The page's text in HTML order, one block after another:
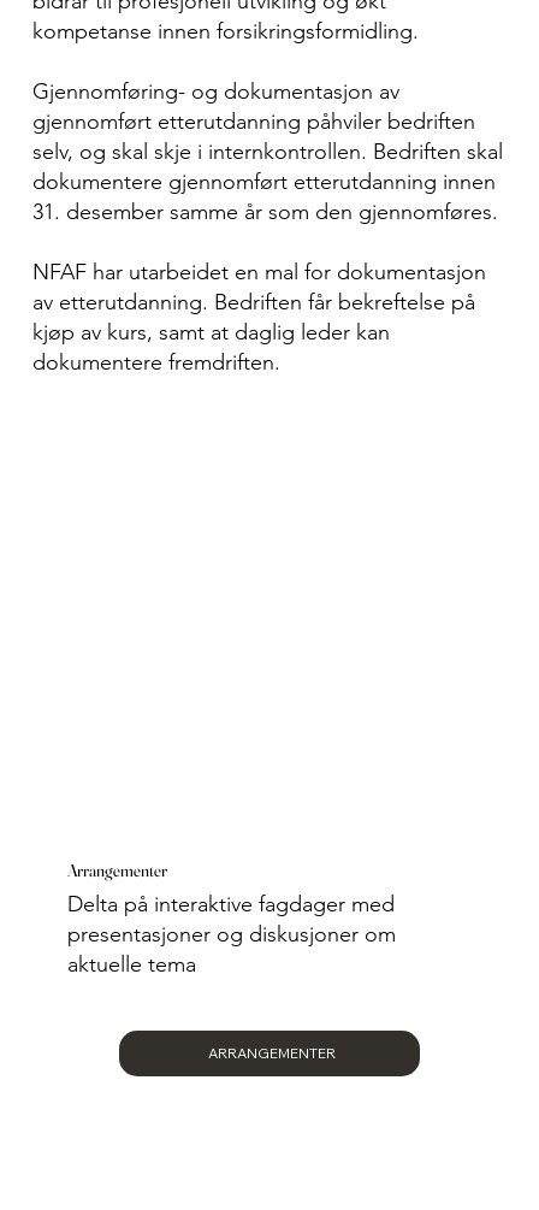
kompetanse innen forsikringsformidling.
Gjennomføring- og dokumentasjon av
gjennomført etterutdanning påhviler bedriften
selv, og skal skje i internkontrollen. Bedriften skal
dokumentere gjennomført etterutdanning innen
31. desember samme år som den gjennomføres.
​NFAF har utarbeidet en mal for dokumentasjon
av etterutdanning. Bedriften får bekreftelse på
kjøp av kurs, samt at daglig leder kan
dokumentere fremdriften.
Arrangementer
Delta på interaktive fagdager med
presentasjoner og diskusjoner om
aktuelle tema
ARRANGEMENTER